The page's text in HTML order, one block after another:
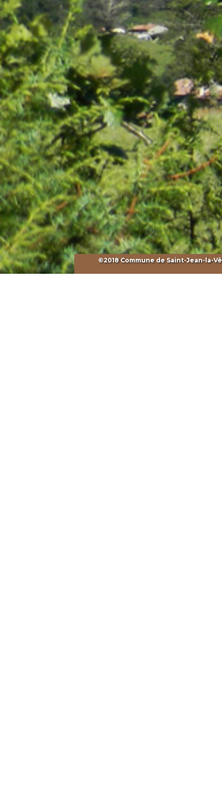
©2018 Commune de Saint-Jean-la-